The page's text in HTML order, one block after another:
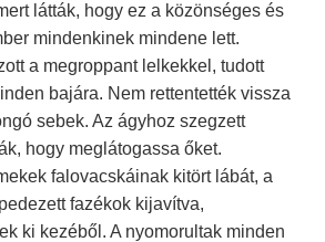
látták, hogy ez a közönséges és
mindenkinek mindene lett.
a megroppant lelkekkel, tudott
bajára. Nem rettentették vissza
sebek. Az ágyhoz szegzett
hogy meglátogassa őket.
falovacskáinak kitört lábát, a
fazékok kijavítva,
ki kezéből. A nyomorultak minden